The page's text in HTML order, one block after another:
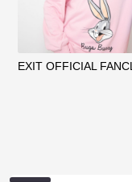
EXIT OFFICIAL